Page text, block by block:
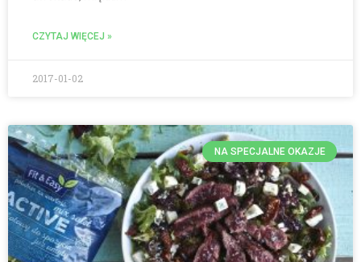
CZYTAJ WIĘCEJ »
2017-01-02
NA SPECJALNE OKAZJE